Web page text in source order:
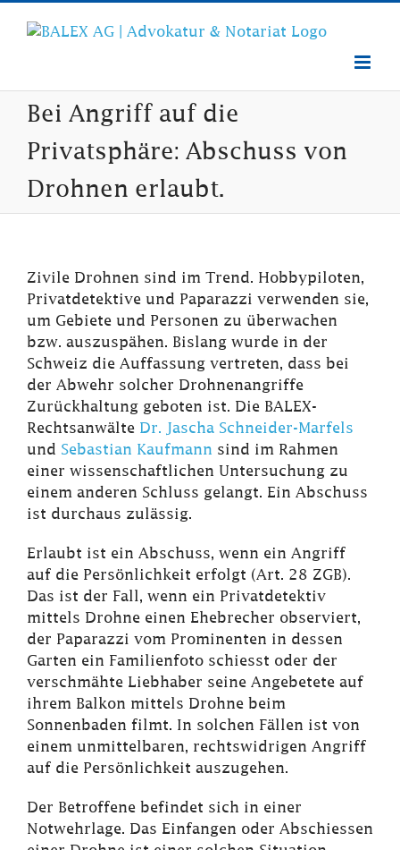
Inhalt
Bei Angriff auf die
Privatsphäre: Abschuss von
Drohnen erlaubt.
Zivile Drohnen sind im Trend. Hobbypiloten,
Privatdetektive und Paparazzi verwenden sie,
um Gebiete und Personen zu überwachen
bzw. auszuspähen. Bislang wurde in der
Schweiz die Auffassung vertreten, dass bei
der Abwehr solcher Drohnenangriffe
Zurückhaltung geboten ist. Die BALEX-
Rechtsanwälte Dr. Jascha Schneider-Marfels
und Sebastian Kaufmann sind im Rahmen
einer wissenschaftlichen Untersuchung zu
einem anderen Schluss gelangt. Ein Abschuss
ist durchaus zulässig.
Erlaubt ist ein Abschuss, wenn ein Angriff
auf die Persönlichkeit erfolgt (Art. 28 ZGB).
Das ist der Fall, wenn ein Privatdetektiv
mittels Drohne einen Ehebrecher observiert,
der Paparazzi vom Prominenten in dessen
Garten ein Familienfoto schiesst oder der
verschmähte Liebhaber seine Angebetete auf
ihrem Balkon mittels Drohne beim
Sonnenbaden filmt. In solchen Fällen ist von
einem unmittelbaren, rechtswidrigen Angriff
auf die Persönlichkeit auszugehen.
Der Betroffene befindet sich in einer
Notwehrlage. Das Einfangen oder Abschiessen